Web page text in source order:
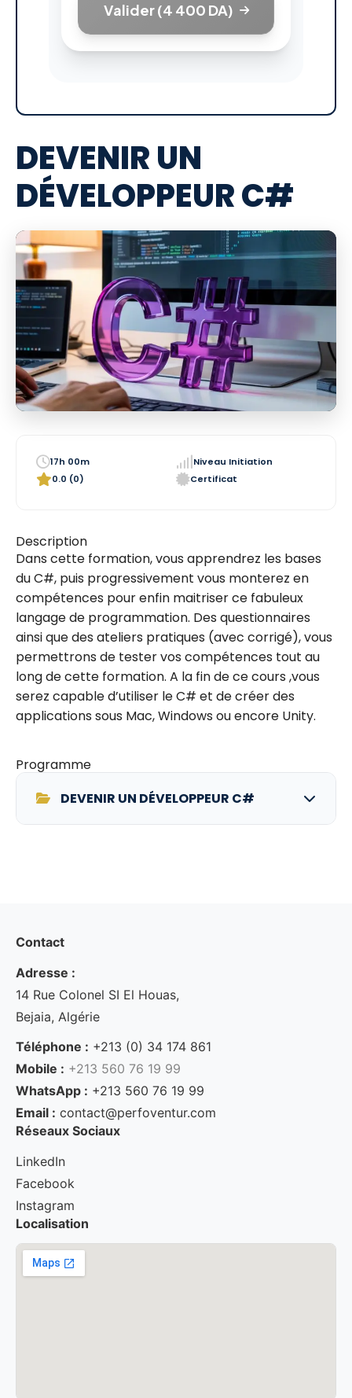
DEVENIR UN
DÉVELOPPEUR C#
17h 00m
Niveau Initiation
0.0 (0)
Certificat
Description
Dans cette formation, vous apprendrez les bases
du C#, puis progressivement vous monterez en
compétences pour enfin maitriser ce fabuleux
langage de programmation. Des questionnaires
ainsi que des ateliers pratiques (avec corrigé), vous
permettrons de tester vos compétences tout au
long de cette formation. A la fin de ce cours ,vous
serez capable d’utiliser le C# et de créer des
applications sous Mac, Windows ou encore Unity.
Programme
DEVENIR UN DÉVELOPPEUR C#
Valider (4 400 DA)
Contact
Adresse :
14 Rue Colonel SI El Houas,
Bejaia, Algérie
Téléphone : +213 (0) 34 174 861
Mobile : +213 560 76 19 99
WhatsApp : +213 560 76 19 99
Email : contact@perfoventur.com
Réseaux Sociaux
LinkedIn
Facebook
Instagram
Localisation